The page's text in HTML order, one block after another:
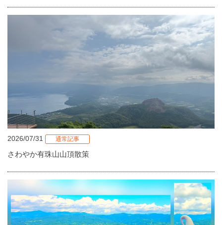
2026/07/31 通常記事
さわやか有珠山山頂散策